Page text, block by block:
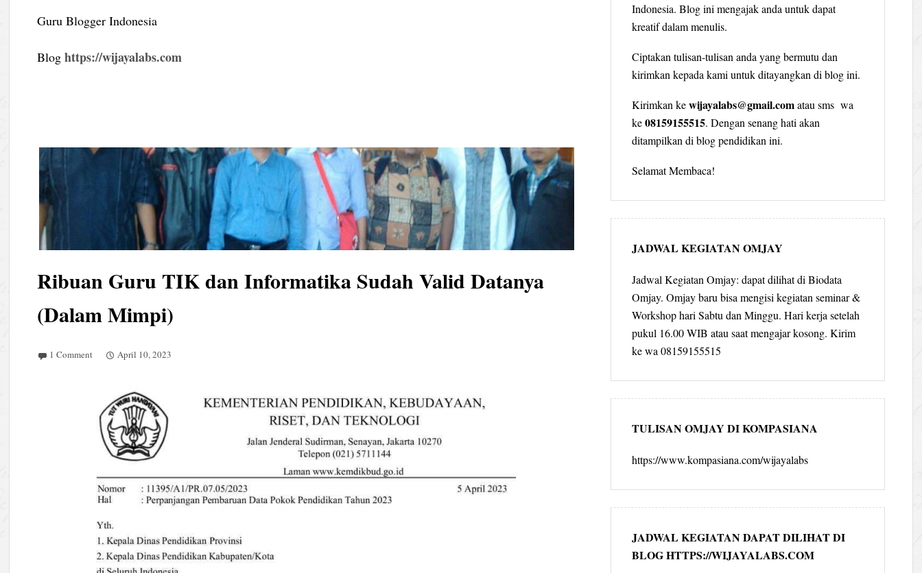
Guru Blogger Indonesia
Bloghttps://wijayalabs.com
Ribuan Guru TIK dan Informatika Sudah Valid Datanya
(Dalam Mimpi)
1 Comment April 10, 2023
Indonesia. Blog ini mengajak anda untuk dapat
kreatif dalam menulis.
Ciptakan tulisan-tulisan anda yang bermutu dan
kirimkan kepada kami untuk ditayangkan di blog ini.
Kirimkan kewijayalabs@gmail.comatau sms wa
ke08159155515. Dengan senang hati akan
ditampilkan di blog pendidikan ini.
Selamat Membaca!
JADWAL KEGIATAN OMJAY
Jadwal Kegiatan Omjay: dapat dilihat di Biodata
Omjay. Omjay baru bisa mengisi kegiatan seminar &
Workshop hari Sabtu dan Minggu. Hari kerja setelah
pukul 16.00 WIB atau saat mengajar kosong. Kirim
ke wa 08159155515
TULISAN OMJAY DI KOMPASIANA
https://www.kompasiana.com/wijayalabs
JADWAL KEGIATAN DAPAT DILIHAT DI
BLOG HTTPS://WIJAYALABS.COM